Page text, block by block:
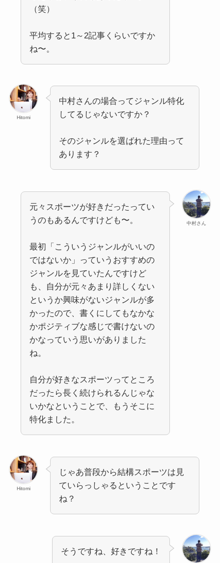
（笑）
平均すると1～2記事くらいですか
ね〜。
Hitomi
中村さんの場合ってジャンル特化
してるじゃないですか？
そのジャンルを選ばれた理由って
あります？
中村さん
元々スポーツが好きだったってい
うのもあるんですけども〜。
最初「こういうジャンルがいいの
ではないか」っていうおすすめの
ジャンルを見ていたんですけど
も、自分が元々あまり詳しくない
というか興味がないジャンルが多
かったので、書くにしてもなかな
かポジティブな感じで書けないの
かなっていう思いがありました
ね。
自分が好きなスポーツってところ
だったら長く続けられるんじゃな
いかなということで、もうそこに
特化ました。
Hitomi
じゃあ普段から結構スポーツは見
ていらっしゃるということです
ね？
そうですね、好きですね！